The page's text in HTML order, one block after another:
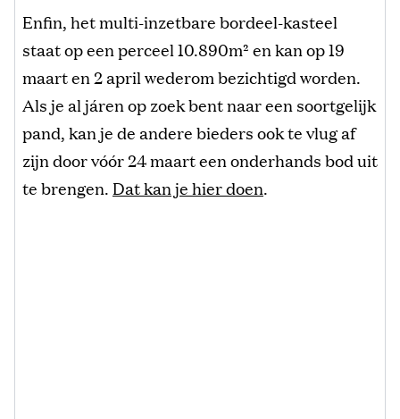
Enfin, het multi-inzetbare bordeel-kasteel
staat op een perceel 10.890m² en kan op 19
maart en 2 april wederom bezichtigd worden.
Als je al járen op zoek bent naar een soortgelijk
pand, kan je de andere bieders ook te vlug af
zijn door vóór 24 maart een onderhands bod uit
te brengen. Dat kan je hier doen.